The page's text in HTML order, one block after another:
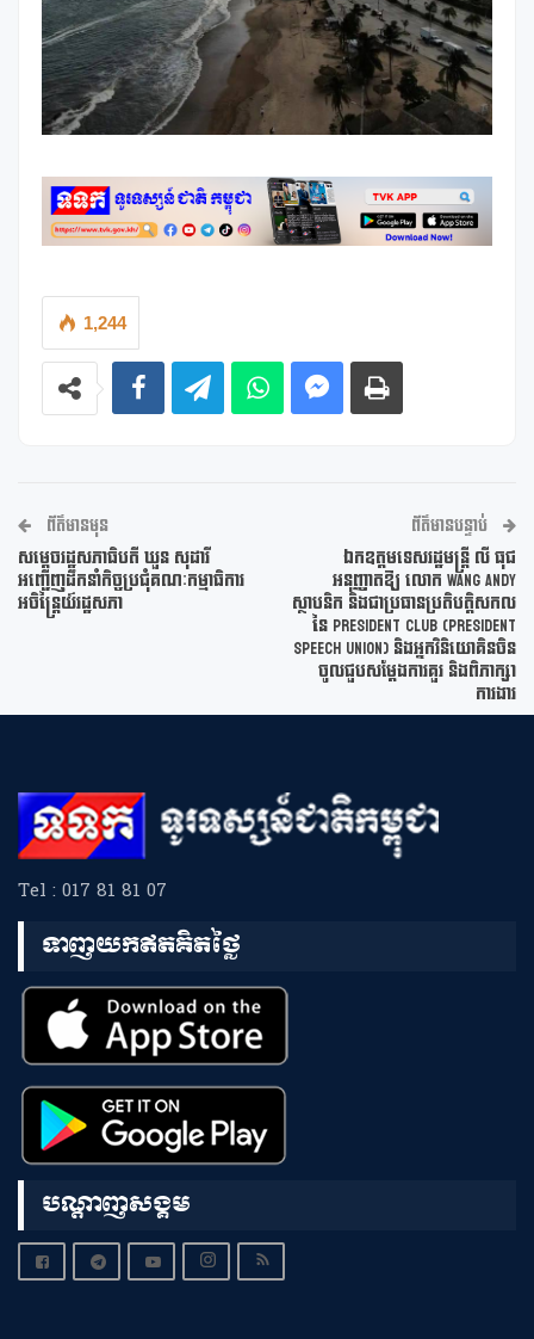
1,244
ព័ត៌មានមុន
សម្តេចរដ្ឋសភាធិបតី ឃួន សុដារី
អញ្ជើញដឹកនាំកិច្ចប្រជុំគណៈកម្មាធិការ
អចិន្រ្តៃយ៍រដ្ឋសភា
ព័ត៌មានបន្ទាប់
ឯកឧត្តមទេសរដ្ឋមន្រ្តី លី ធុជ
អនុញ្ញាតឱ្យ លោក Wang Andy
ស្ថាបនិក និងជាប្រធានប្រតិបត្តិសកល
នៃ President Club (President
Speech Union) និងអ្នកវិនិយោគិនចិន
ចូលជួបសម្តែងការគួរ និងពិភាក្សា
ការងារ
Tel : 017 81 81 07
ទាញយកឥតគិតថ្លៃ
បណ្តាញសង្គម